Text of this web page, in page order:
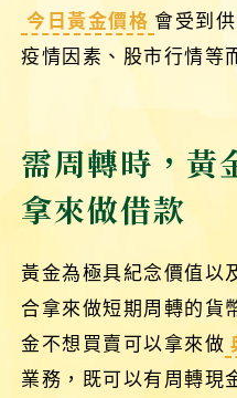
今日黃金價格 會受到
疫情因素、股市行情等
需周轉時，黃
拿來做借款
黃金為極具紀念價值以
合拿來做短期周轉的貨
金不想買賣可以拿來做
業務，既可以有周轉現